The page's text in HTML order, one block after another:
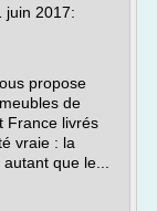
juin 2017:
propose
de
France livrés
vraie : la
que le...